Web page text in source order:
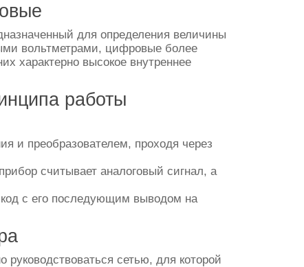
для определения величины
вольтметрами, цифровые более
характерно высокое внутреннее
работы
и преобразователем, проходя через
считывает аналоговый сигнал, а
с его последующим выводом на
сетью, для которой